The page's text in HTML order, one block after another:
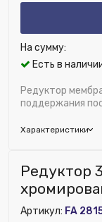
Есть в
Редуктор
поддержания
Характеристики
На сумму:
Бренд:
Область
Диаметр, дюйм:
Исключить из
Редуктор
Артикул: FA